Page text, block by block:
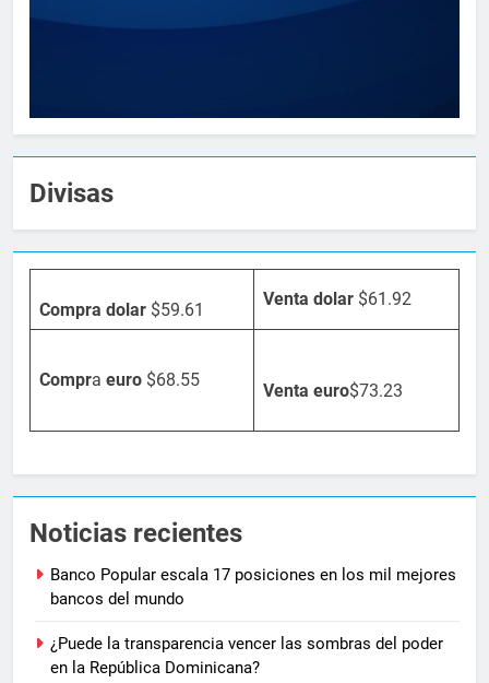
Divisas
Compra dolar $59.61
Venta dolar $61.92
Compra euro $68.55
Venta euro$73.23
Noticias recientes
Banco Popular escala 17 posiciones en los mil mejores
bancos del mundo
¿Puede la transparencia vencer las sombras del poder
en la República Dominicana?